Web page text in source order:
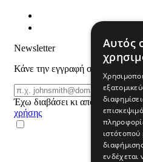
Newsletter
Κάνε την εγγραφή σου και μάθε
Email
Έχω διαβάσει κι αποδέχομαι
χρήσης
Αυτός
ιστότοπού
ενδέχεται